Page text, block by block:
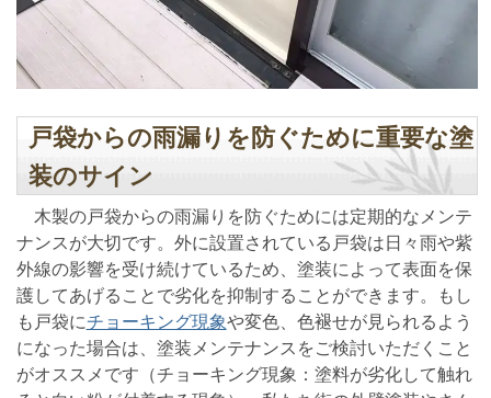
戸袋からの雨漏りを防ぐために重要な塗
装のサイン
木製の戸袋からの雨漏りを防ぐためには定期的なメンテ
ナンスが大切です。外に設置されている戸袋は日々雨や紫
外線の影響を受け続けているため、塗装によって表面を保
護してあげることで劣化を抑制することができます。もし
も戸袋にチョーキング現象や変色、色褪せが見られるよう
になった場合は、塗装メンテナンスをご検討いただくこと
がオススメです（チョーキング現象：塗料が劣化して触れ